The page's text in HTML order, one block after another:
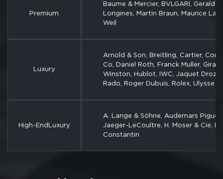
Premium
Baume & Mercier, BVLGARI, Gerald
Longines, Martin Braun, Maurice
Weil
Luxury
Arnold & Son, Breitling, Cartier,
Co, Daniel Roth, Franck Muller,
Winston, Hublot, IWC, Jaquet Droz,
Rado, Roger Dubuis, Rolex, Ulysse
High-EndLuxury
A. Lange & Söhne, Audemars
Jaeger-LeCoultre, H. Moser & Cie,
Constantin